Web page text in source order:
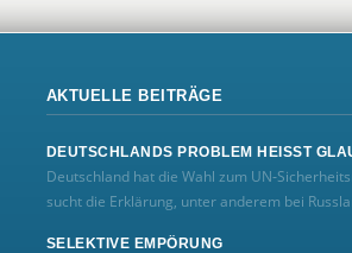
AKTUELLE BEITRÄGE
DEUTSCHLANDS PROBLEM HEISST
Deutschland hat die Wahl zum
sucht die Erklärung, unter anderem bei
SELEKTIVE EMPÖRUNG